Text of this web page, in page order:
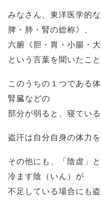
みなさん、東洋医学的
脾・肺・腎の総称》、
六腑《胆・胃・小腸・
という言葉を聞いたこ
このうちの１つである
腎臓などの
部分が弱ると、寝てい
盗汗は自分自身の体力
その他にも、「陰虚」
冷ます陰（いん）が
不足している場合にも